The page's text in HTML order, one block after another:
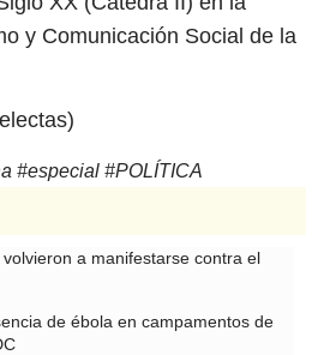
y Comunicación Social de la
#especial #POLÍTICA
a manifestarse contra el
de ébola en campamentos de